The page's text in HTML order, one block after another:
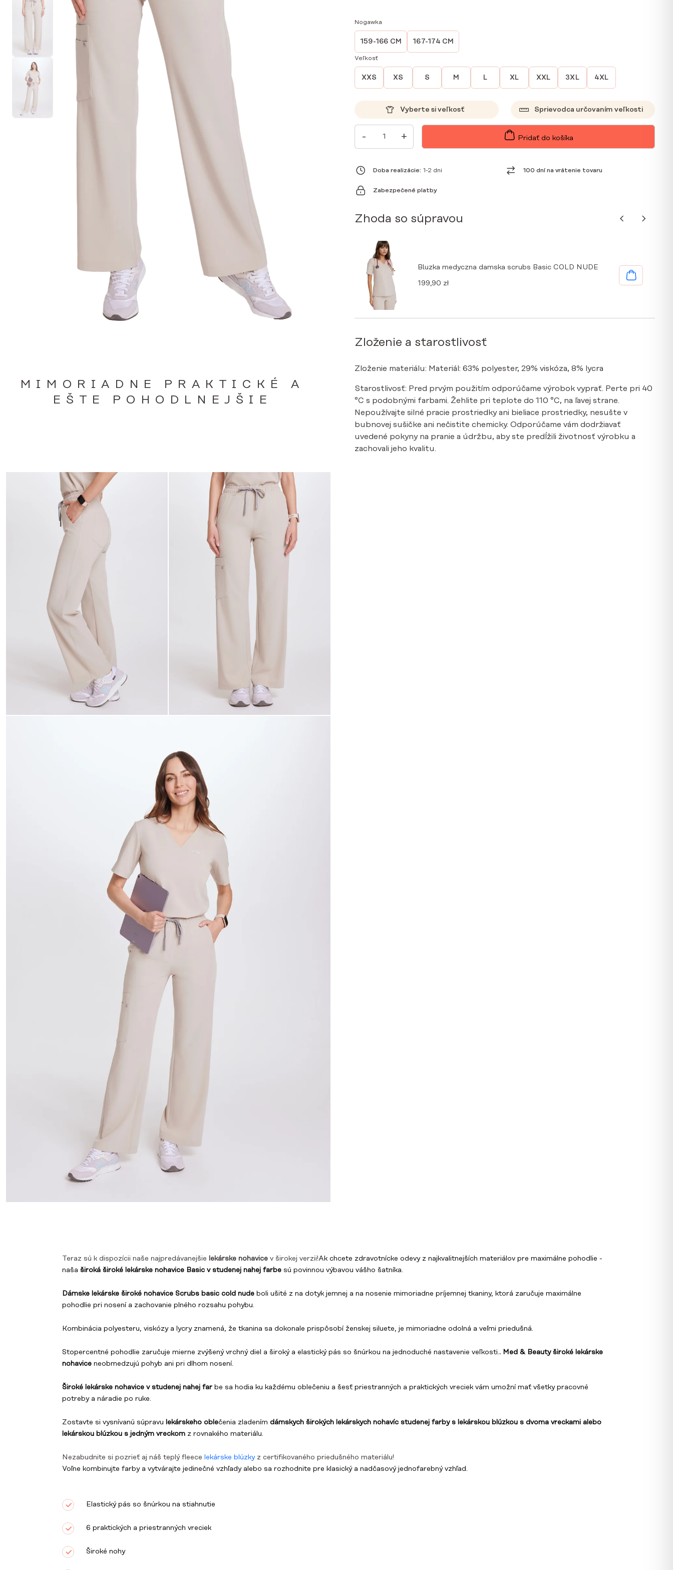
MIMORIADNE PRAKTICKÉ A
EŠTE POHODLNEJŠIE
Nogawka
159-166 CM 167-174 CM
Veľkosť
XXS XS S M L XL XXL 3XL 4XL
Vyberte si veľkosť Sprievodca určovaním veľkosti
-
MNOŽSTVO
DÁMSKE
SCRUBS
BASIC
COLD
NUDE
+ Pridať do košíka
Doba realizácie: 1-2 dni 100 dní na vrátenie tovaru
Zabezpečené platby
Zhoda so súpravou
Bluzka medyczna damska scrubs Basic COLD NUDE
199,90 zł
Zloženie a starostlivosť
Zloženie materiálu: Materiál: 63% polyester, 29% viskóza, 8% lycra
Starostlivosť: Pred prvým použitím odporúčame výrobok vyprať. Perte pri 40
°C s podobnými farbami. Žehlite pri teplote do 110 °C, na ľavej strane.
Nepoužívajte silné pracie prostriedky ani bieliace prostriedky, nesušte v
bubnovej sušičke ani nečistite chemicky. Odporúčame vám dodržiavať
uvedené pokyny na pranie a údržbu, aby ste predĺžili životnosť výrobku a
zachovali jeho kvalitu.
Teraz sú k dispozícii naše najpredávanejšie lekárske nohavice v širokej verzii!Ak chcete zdravotnícke odevy z najkvalitnejších materiálov pre maximálne pohodlie -
naša široká široké lekárske nohavice Basic v studenej nahej farbe sú povinnou výbavou vášho šatníka.
Dámske lekárske široké nohavice Scrubs basic cold nude boli ušité z na dotyk jemnej a na nosenie mimoriadne príjemnej tkaniny, ktorá zaručuje maximálne
pohodlie pri nosení a zachovanie plného rozsahu pohybu.
Kombinácia polyesteru, viskózy a lycry znamená, že tkanina sa dokonale prispôsobí ženskej siluete, je mimoriadne odolná a veľmi priedušná.
Stopercentné pohodlie zaručuje mierne zvýšený vrchný diel a široký a elastický pás so šnúrkou na jednoduché nastavenie veľkosti.. Med & Beauty široké lekárske
nohavice neobmedzujú pohyb ani pri dlhom nosení.
Široké lekárske nohavice v studenej nahej far be sa hodia ku každému oblečeniu a šesť priestranných a praktických vreciek vám umožní mať všetky pracovné
potreby a náradie po ruke.
Zostavte si vysnívanú súpravu lekárskeho oblečenia zladením dámskych širokých lekárskych nohavíc studenej farby s lekárskou blúzkou s dvoma vreckami alebo
lekárskou blúzkou s jedným vreckom z rovnakého materiálu.
Nezabudnite si pozrieť aj náš teplý fleece lekárske blúzkyz certifikovaného priedušného materiálu!
Voľne kombinujte farby a vytvárajte jedinečné vzhľady alebo sa rozhodnite pre klasický a nadčasový jednofarebný vzhľad.
Elastický pás so šnúrkou na stiahnutie
6 praktických a priestranných vreciek
Široké nohy